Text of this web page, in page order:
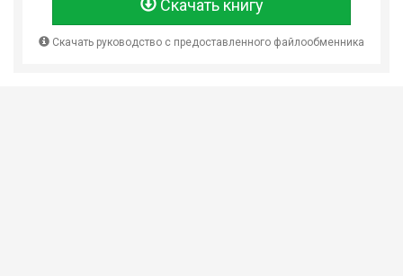
Скачать книгу
Скачать руководство с предоставленного файлообменника